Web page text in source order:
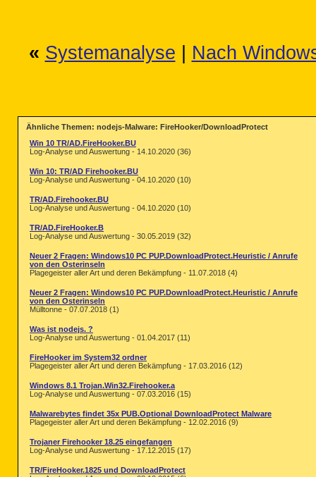
« Systemanalyse Nach
Ähnliche Themen: nodejs-Malware: FireHooker/DownloadProtect
Win 10 TR/AD.FireHooker.BU
Log-Analyse und Auswertung - 14.10.2020 (36)
Win 10: TR/AD Firehooker.BU
Log-Analyse und Auswertung - 04.10.2020 (10)
TR/AD.Firehooker.BU
Log-Analyse und Auswertung - 04.10.2020 (10)
TR/AD.FireHooker.B
Log-Analyse und Auswertung - 30.05.2019 (32)
Neuer 2 Fragen: Windows10 PC PUP.DownloadProtect.Heuristic / Anrufe
von den Osterinseln
Plagegeister aller Art und deren Bekämpfung - 11.07.2018 (4)
Neuer 2 Fragen: Windows10 PC PUP.DownloadProtect.Heuristic / Anrufe
von den Osterinseln
Mülltonne - 07.07.2018 (1)
Was ist nodejs. ?
Log-Analyse und Auswertung - 01.04.2017 (11)
FireHooker im System32 ordner
Plagegeister aller Art und deren Bekämpfung - 17.03.2016 (12)
Windows 8.1 Trojan.Win32.Firehooker.a
Log-Analyse und Auswertung - 07.03.2016 (15)
Malwarebytes findet 35x PUB.Optional DownloadProtect Malware
Plagegeister aller Art und deren Bekämpfung - 12.02.2016 (9)
Trojaner Firehooker 18.25 eingefangen
Log-Analyse und Auswertung - 17.12.2015 (17)
TR/FireHooker.1825 und DownloadProtect